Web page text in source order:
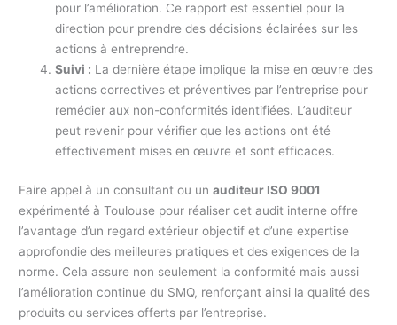
pour l’amélioration. Ce rapport est essentiel pour la
direction pour prendre des décisions éclairées sur les
actions à entreprendre.
Suivi : La dernière étape implique la mise en œuvre des
actions correctives et préventives par l’entreprise pour
remédier aux non-conformités identifiées. L’auditeur
peut revenir pour vérifier que les actions ont été
effectivement mises en œuvre et sont efficaces.
Faire appel à un consultant ou unauditeur ISO 9001
expérimenté à Toulouse pour réaliser cet audit interne offre
l’avantage d’un regard extérieur objectif et d’une expertise
approfondie des meilleures pratiques et des exigences de la
norme. Cela assure non seulement la conformité mais aussi
l’amélioration continue du SMQ, renforçant ainsi la qualité des
produits ou services offerts par l’entreprise.